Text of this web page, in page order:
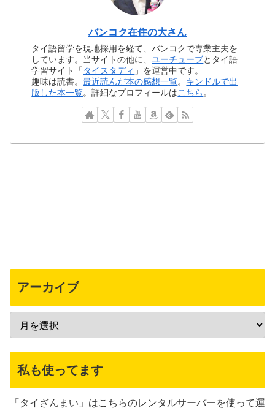
バンコク在住の大さん
タイ語留学を現地採用を経て、バンコクで専業主夫を
しています。当サイトの他に、 ユーチューブとタイ語
学習サイト「タイスタディ 」を運営中です。
趣味は読書。最近読んだ本の感想一覧。 キンドルで出
版した本一覧。詳細なプロフィールはこちら 。
アーカイブ
私も使ってます
「タイざんまい」はこちらのレンタルサーバーを使って運